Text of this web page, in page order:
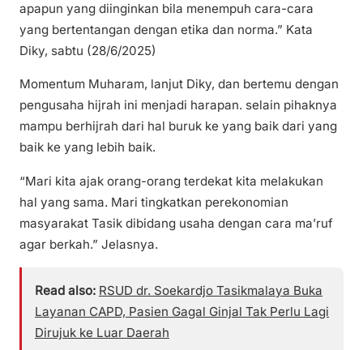
apapun yang diinginkan bila menempuh cara-cara
yang bertentangan dengan etika dan norma.” Kata
Diky, sabtu (28/6/2025)
Momentum Muharam, lanjut Diky, dan bertemu dengan
pengusaha hijrah ini menjadi harapan. selain pihaknya
mampu berhijrah dari hal buruk ke yang baik dari yang
baik ke yang lebih baik.
“Mari kita ajak orang-orang terdekat kita melakukan
hal yang sama. Mari tingkatkan perekonomian
masyarakat Tasik dibidang usaha dengan cara ma’ruf
agar berkah.” Jelasnya.
Read also: RSUD dr. Soekardjo Tasikmalaya Buka
Layanan CAPD, Pasien Gagal Ginjal Tak Perlu Lagi
Dirujuk ke Luar Daerah